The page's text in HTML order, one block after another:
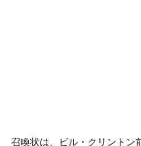
召喚状は、ビル・クリントン